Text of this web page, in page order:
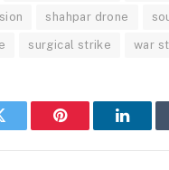
shahpar drone
surgical strike war
Pinterest